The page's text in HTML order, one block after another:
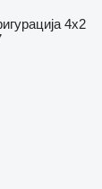
4x2